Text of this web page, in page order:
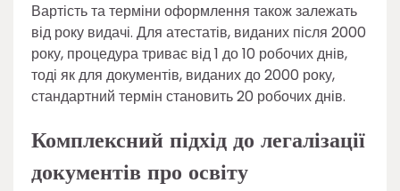
Вартість та терміни оформлення також залежать
від року видачі. Для атестатів, виданих після 2000
року, процедура триває від 1 до 10 робочих днів,
тоді як для документів, виданих до 2000 року,
стандартний термін становить 20 робочих днів.
Комплексний підхід до легалізації
документів про освіту